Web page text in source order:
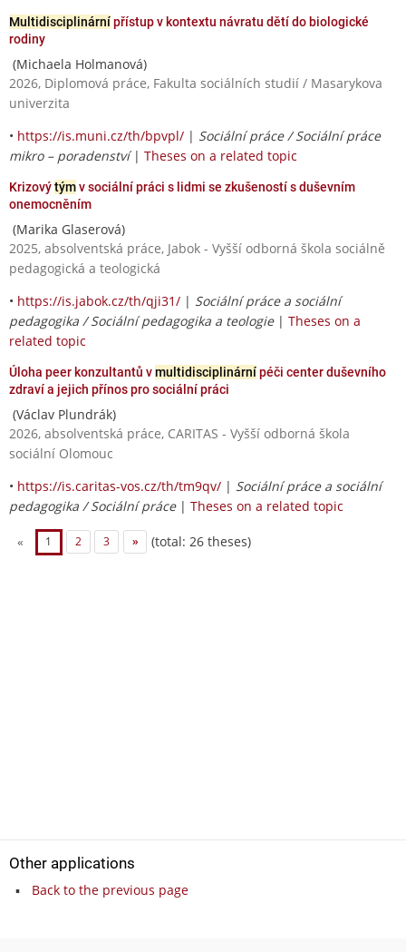
Multidisciplinárnípřístup v kontextu návratu dětí do biologické
rodiny
(Michaela Holmanová)
2026, Diplomová práce, Fakulta sociálních studií / Masarykova
univerzita
• https://is.muni.cz/th/bpvpl/ | Sociální práce / Sociální práce
mikro – poradenství| Theses on a related topic
Krizovýtýmv sociální práci s lidmi se zkušeností s duševním
onemocněním
(Marika Glaserová)
2025, absolventská práce, Jabok - Vyšší odborná škola sociálně
pedagogická a teologická
• https://is.jabok.cz/th/qji31/ | Sociální práce a sociální
pedagogika / Sociální pedagogika a teologie| Theses on a
related topic
Úloha peer konzultantů vmultidisciplinárnípéči center duševního
zdraví a jejich přínos pro sociální práci
(Václav Plundrák)
2026, absolventská práce, CARITAS - Vyšší odborná škola
sociální Olomouc
• https://is.caritas-vos.cz/th/tm9qv/ | Sociální práce a sociální
pedagogika / Sociální práce| Theses on a related topic
« 1 2 3 » (total: 26 theses)
Other applications
Back to the previous page